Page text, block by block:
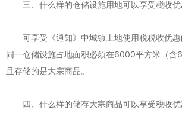
三、什么样的仓储设施用地可以享受税收优
可享受《通知》中城镇土地使用税税收优惠
同一仓储设施占地面积必须在6000平方米（含
且存储的是大宗商品。
四、什么样的储存大宗商品可以享受税收优